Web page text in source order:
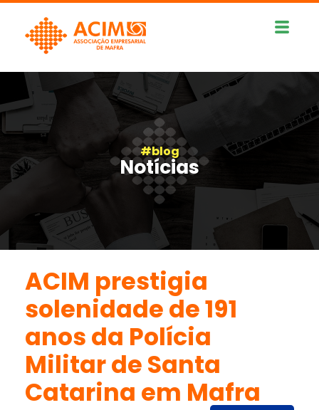
#blog
Notícias
ACIM prestigia
solenidade de 191
anos da Polícia
Militar de Santa
Catarina em Mafra